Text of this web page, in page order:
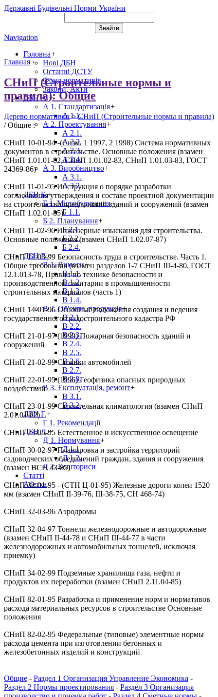
Державні Будівельні Норми України
Navigation
Головна+
Нові ДБН
Останні ДСТУ
Фонд нормативів
Закони, Акти
ДБН А.+
А 1. Стандартизація+
А 1.1.
А 2. Проектування+
А 2.1.
А 2.2.
А 2.3.
А 2.4.
А 3. Виробництво+
А 3.1.
А 3.2.
ДБН Б.+
Б 1. Містобудування+
Б 1.1.
Б 2. Планування+
Б 2.1.
Б 2.2.
Б 2.4.
ДБН В.+
В 1. Вимоги+
В 1.1.
В 1.2.
В 1.3.
В 1.4.
В 2. Об'єкти, продукція+
В 2.1.
В 2.2.
В 2.3.
В 2.4.
В 2.5.
В 2.6.
В 2.7.
В 2.8.
В 3. Експлуатація, ремонт+
В 3.1.
В 3.2.
ДБН Г.+
Г 1. Рекомендації
ДБН Д.+
Д 1. Нормування+
Д 1.1.
Д 1.2.
Д 2. Кошториси
Статті
Абетка
Главная ›
СНиП (Строительные нормы и
правила): Общие
Дерево нормативов>СНиП (Строительные нормы и правила)
/Общие :
СНиП 10-01-94 -(с изм. 1 1997, 2 1998) Система нормативных
документов в строительстве. Основные положения (взамен
СНиП 1.01.01-82, СНиП 1.01.02-83, СНиП 1.01.03-83, ГОСТ
24369-86)
СНиП 11-01-95Инструкция о порядке разработки
согласования утверждения и составе проектной документации
на строительство предприятий зданий и сооружений (взамен
СНиП 1.02.01-85)
СНиП 11-02-96Инженерные изыскания для строительства.
Основные положения (взамен СНиП 1.02.07-87)
СНиП 12-03-99 Безопасность труда в строительстве. Часть 1.
Общие требования (взамен разделов 1-7 СНиП III-4-80, ГОСТ
12.1.013-78, Правил по технике безопасности и
производственной санитарии в промышленности
строительных материалов (часть 1)
СНиП 14-01-96 Основные положения создания и ведения
государственного градостроительного кадастра РФ
СНиП 21-01-97 (1999)Пожарная безопасность зданий и
сооружений
СНиП 21-02-99Стоянки автомобилей
СНиП 22-01-95 (1996)Геофизика опасных природных
воздействий
СНиП 23-01-99Строительная климатология (взамен СНиП
2.01.01-82)
СНиП 23-05-95 Естественное и искусственное освещение
СНиП 30-02-97Планировка и застройка территорий
садоводческих объединений граждан, здания и сооружения
(взамен ВСН 43-85)
СНиП 32-01-95 - (СТН Ц-01-95) Железные дороги колеи 1520
мм (взамен СНиП II-39-76, III-38-75, СН 468-74)
СНиП 32-03-96 Аэродромы
СНиП 32-04-97 Тоннели железнодорожные и автодорожные
(взамен СНиП II-44-78 и СНиП III-44-77 в части
железнодорожных и автомобильных тоннелей, исключая
приемку)
СНиП 34-02-99 Подземные хранилища газа, нефти и
продуктов их переработки (взамен СНиП 2.11.04-85)
СНиП 82-01-95 Разработка и применение норм и нормативов
расхода материальных ресурсов в строительстве Основные
положения
СНиП 82-02-95 Федеральные (типовые) элементные нормы
расхода цемента при изготовлении бетонных и
железобетонных изделий и конструкций
Общие - Раздел 1 Организация Управление Экономика -
Раздел 2 Нормы проектирования - Раздел 3 Организация